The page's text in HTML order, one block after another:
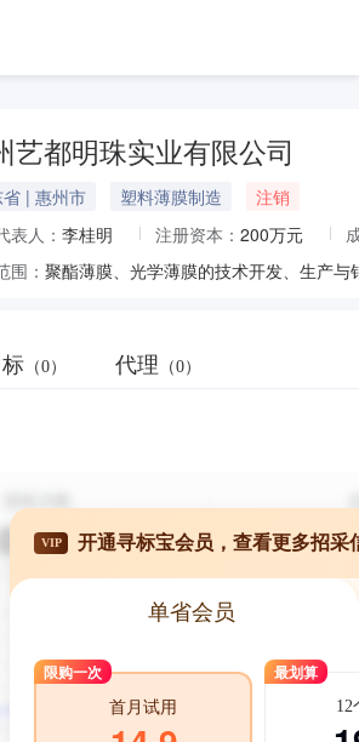
艺都明珠实业有限公司
省 | 惠州市 塑料薄膜制造
注销
表人： 李桂明 注册资本： 200万元
围： 聚酯薄膜、光学薄膜的技术开发、生产
（0） 代理 （0）
VIP 开通寻标宝会员，查看更多招采
单省会员
限购一次
首月试用
最划算
12